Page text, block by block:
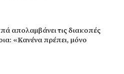
απολαμβάνει τις διακοπές
«Κανένα πρέπει, μόνο